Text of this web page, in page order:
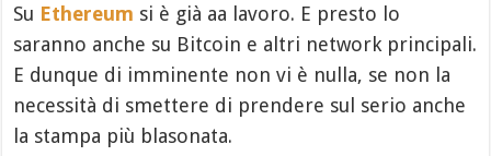
Su Ethereum si è già aa lavoro. E presto lo
saranno anche su Bitcoin e altri network principali.
E dunque di imminente non vi è nulla, se non la
necessità di smettere di prendere sul serio anche
la stampa più blasonata.